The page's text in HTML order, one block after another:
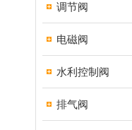
调节阀
电磁阀
水利控制阀
排气阀